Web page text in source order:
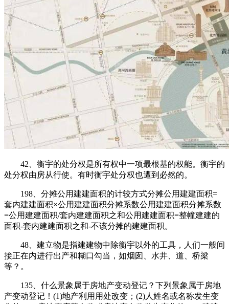
42、衡宇的处分权是所有权中一项最根基的权能。衡宇的
处分权由房从行使。有时衡宇处分权也遭到必然的。
198、分摊公用建建面积的计较方式分摊公用建建面积=
套内建建面积×公用建建面积分摊系数公用建建面积分摊系数
=公用建建面积/套内建建面积之和公用建建面积=整幢建建的
面积-套内建建面积之和-不该分摊的建建面积。
48、建立物是指建建物中除衡宇以外的工具，人们一般间
接正在内进行出产和糊口勾当，如烟囱、水井、道、桥梁
等？。
135、什么景象属于房地产变动登记？下列景象属于房地
产变动登记！(1)地产利用用处改变；(2)人姓名或名称发生变